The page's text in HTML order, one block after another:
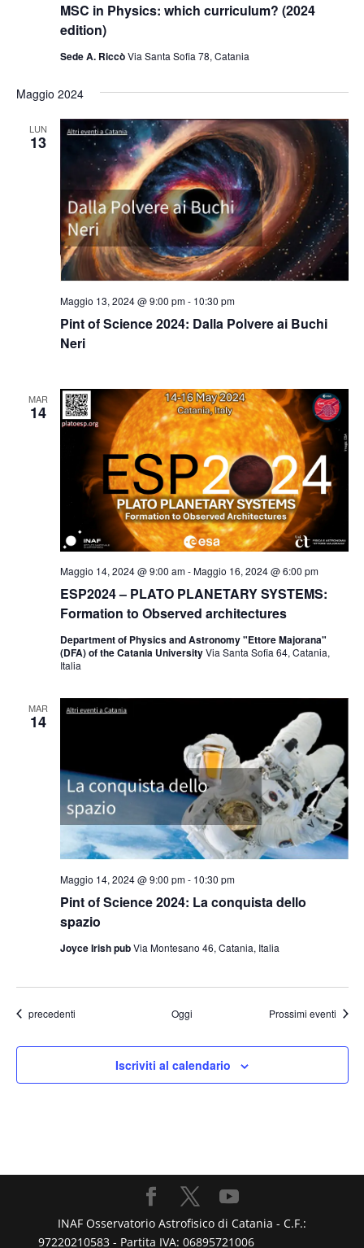
MSC in Physics: which curriculum? (2024
edition)
Sede A. RiccòVia Santa Sofia 78, Catania
Maggio 2024
LUN
13
Pint of Science 2024: Dalla Polvere ai Buchi
Neri
Maggio 13, 2024 @ 9:00 pm- 10:30 pm
MAR
14
ESP2024 – PLATO PLANETARY SYSTEMS:
Formation to Observed architectures
Maggio 14, 2024 @ 9:00 am-Maggio 16, 2024 @ 6:00 pm
Department of Physics and Astronomy "Ettore Majorana"
(DFA) of the Catania UniversityVia Santa Sofia 64, Catania,
Italia
MAR
14
Pint of Science 2024: La conquista dello
spazio
Maggio 14, 2024 @ 9:00 pm- 10:30 pm
Joyce Irish pubVia Montesano 46, Catania, Italia
Eventi
precedenti Oggi Prossimi eventi
Iscriviti al calendario
INAF Osservatorio Astrofisico di Catania - C.F.:
97220210583 - Partita IVA: 06895721006